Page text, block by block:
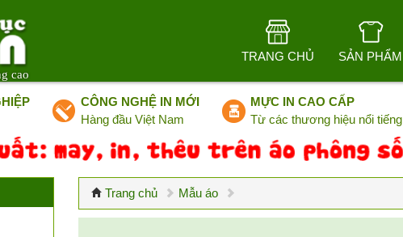
cao
TRANG CHỦ SẢN PHẨM
CÔNG NGHỆ IN MỚI
Hàng đầu Việt Nam
MỰC IN CAO CẤP
Từ các thương hiệu nổi tiếng
Trang chủ Mẫu áo